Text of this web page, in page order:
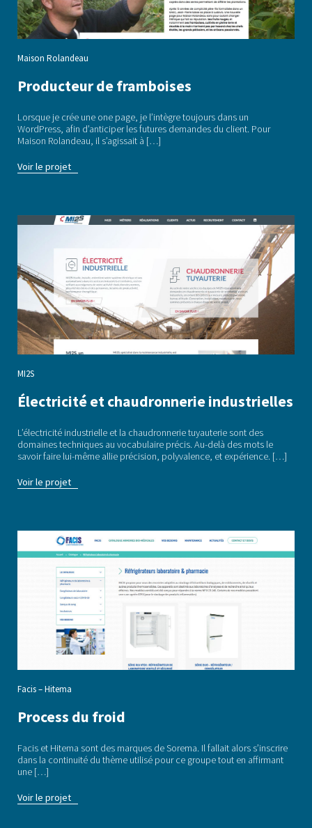
Maison Rolandeau
Producteur de framboises
Lorsque je crée une one page, je l’intègre toujours dans un
WordPress, afin d’anticiper les futures demandes du client. Pour
Maison Rolandeau, il s’agissait à […]
Voir le projet
MI2S
Électricité et chaudronnerie industrielles
L’électricité industrielle et la chaudronnerie tuyauterie sont des
domaines techniques au vocabulaire précis. Au-delà des mots le
savoir faire lui-même allie précision, polyvalence, et expérience. […]
Voir le projet
Facis – Hitema
Process du froid
Facis et Hitema sont des marques de Sorema. Il fallait alors s’inscrire
dans la continuité du thème utilisé pour ce groupe tout en affirmant
une […]
Voir le projet